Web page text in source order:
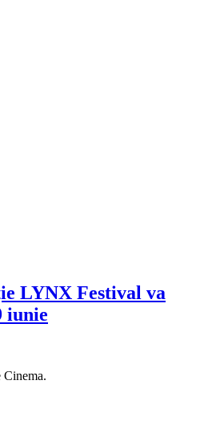
LYNX Festival va
iunie